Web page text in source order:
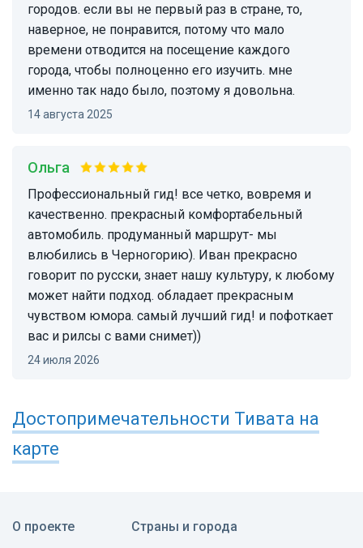
городов. если вы не первый раз в стране, то,
наверное, не понравится, потому что мало
времени отводится на посещение каждого
города, чтобы полноценно его изучить. мне
именно так надо было, поэтому я довольна.
14 августа 2025
Ольга
профессиональный гид! все четко, вовремя и
качественно. прекрасный комфортабельный
автомобиль. продуманный маршрут- мы
влюбились в Черногорию). Иван прекрасно
говорит по русски, знает нашу культуру, к любому
может найти подход. обладает прекрасным
чувством юмора. самый лучший гид! и пофоткает
вас и рилсы с вами снимет))
24 июля 2026
Достопримечательности Тивата на
карте
О проекте
Страны и города